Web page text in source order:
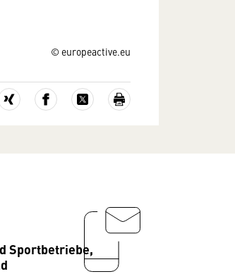
© europeactive.eu
Sportbetriebe,